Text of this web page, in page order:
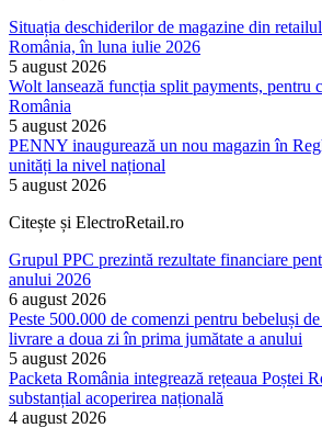
Situația deschiderilor de magazine din
România, în luna iulie 2026
5 august 2026
Wolt lansează funcția split payments, pentru
România
5 august 2026
PENNY inaugurează un nou magazin în
unități la nivel național
5 august 2026
Citește și ElectroRetail.ro
Grupul PPC prezintă rezultate financiare
anului 2026
6 august 2026
Peste 500.000 de comenzi pentru bebeluși
livrare a doua zi în prima jumătate a anului
5 august 2026
Packeta România integrează rețeaua Poștei
substanțial acoperirea națională
4 august 2026